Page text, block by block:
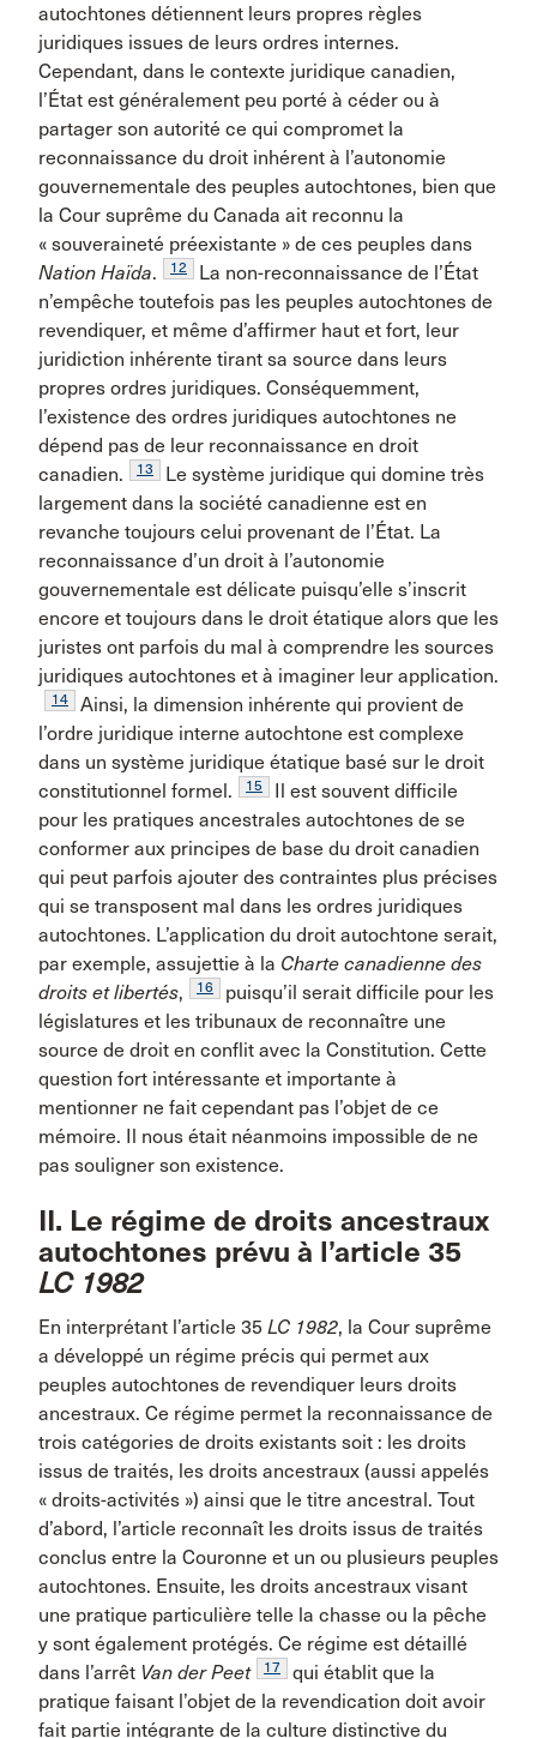
autochtones détiennent leurs propres règles
juridiques issues de leurs ordres internes.
Cependant, dans le contexte juridique canadien,
l’État est généralement peu porté à céder ou à
partager son autorité ce qui compromet la
reconnaissance du droit inhérent à l’autonomie
gouvernementale des peuples autochtones, bien que
la Cour suprême du Canada ait reconnu la
« souveraineté préexistante » de ces peuples dans
Nation Haïda. 12
La non-reconnaissance de l’État
n’empêche toutefois pas les peuples autochtones de
revendiquer, et même d’affirmer haut et fort, leur
juridiction inhérente tirant sa source dans leurs
propres ordres juridiques. Conséquemment,
l’existence des ordres juridiques autochtones ne
dépend pas de leur reconnaissance en droit
canadien.
13
Le système juridique qui domine très
largement dans la société canadienne est en
revanche toujours celui provenant de l’État. La
reconnaissance d’un droit à l’autonomie
gouvernementale est délicate puisqu’elle s’inscrit
encore et toujours dans le droit étatique alors que les
juristes ont parfois du mal à comprendre les sources
juridiques autochtones et à imaginer leur application.
14
Ainsi, la dimension inhérente qui provient de
l’ordre juridique interne autochtone est complexe
dans un système juridique étatique basé sur le droit
constitutionnel formel.
15
Il est souvent difficile
pour les pratiques ancestrales autochtones de se
conformer aux principes de base du droit canadien
qui peut parfois ajouter des contraintes plus précises
qui se transposent mal dans les ordres juridiques
autochtones. L’application du droit autochtone serait,
par exemple, assujettie à la Charte canadienne des
droits et libertés, 16
puisqu’il serait difficile pour les
législatures et les tribunaux de reconnaître une
source de droit en conflit avec la Constitution. Cette
question fort intéressante et importante à
mentionner ne fait cependant pas l’objet de ce
mémoire. Il nous était néanmoins impossible de ne
pas souligner son existence.
II. Le régime de droits ancestraux
autochtones prévu à l’article 35
LC 1982
En interprétant l’article 35 LC 1982, la Cour suprême
a développé un régime précis qui permet aux
peuples autochtones de revendiquer leurs droits
ancestraux. Ce régime permet la reconnaissance de
trois catégories de droits existants soit : les droits
issus de traités, les droits ancestraux (aussi appelés
« droits-activités ») ainsi que le titre ancestral. Tout
d’abord, l’article reconnaît les droits issus de traités
conclus entre la Couronne et un ou plusieurs peuples
autochtones. Ensuite, les droits ancestraux visant
une pratique particulière telle la chasse ou la pêche
y sont également protégés. Ce régime est détaillé
dans l’arrêt Van der Peet 17
qui établit que la
pratique faisant l’objet de la revendication doit avoir
fait partie intégrante de la culture distinctive du